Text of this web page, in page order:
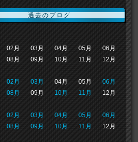
過去のブログ
02月 03月 04月 05月
06月
08月 09月 10月 11月
12月
02月 03月 04月 05月
06月
08月 09月 10月 11月
12月
02月 03月 04月 05月
06月
08月 09月 10月 11月
12月